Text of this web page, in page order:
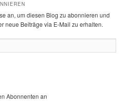
an, um diesen Blog zu abonnieren und
neue Beiträge via E-Mail zu erhalten.
Abonnenten an